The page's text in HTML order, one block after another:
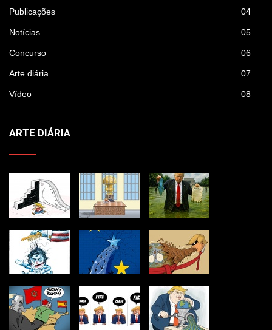
Publicações 04
Notícias 05
Concurso 06
Arte diária 07
Vídeo 08
ARTE DIÁRIA